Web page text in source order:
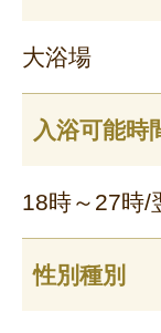
旅館・ホテルなど
せん。
大浴場
入浴可能時
18時～27時/
性別種別